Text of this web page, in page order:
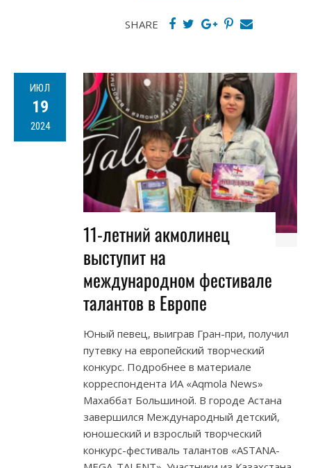
SHARE
ИЮЛ
19
2024
11-летний акмолинец
выступит на
международном фестивале
талантов в Европе
Юный певец, выиграв Гран-при, получил
путевку на европейский творческий
конкурс. Подробнее в материале
корреспондента ИА «Aqmola News»
Махаббат Большиной. В городе Астана
завершился Международный детский,
юношеский и взрослый творческий
конкурс-фестиваль талантов «ASTANA-